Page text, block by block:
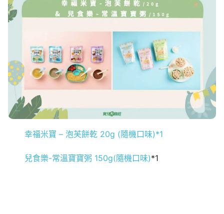
幸福米寶 – 泡芙餅乾 20g (隨機口味)*1
兒食樂-常溫寶寶粥 150g(隨機口味)*1